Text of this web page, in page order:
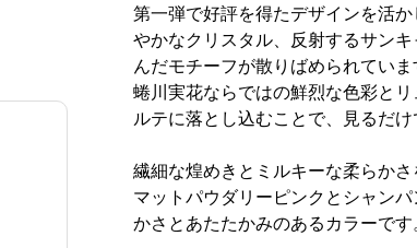
第一弾で好評を得たデザインを活
やかなクリスタル、反射するサン
んだモチーフが散りばめられていま
蜷川実花ならではの鮮烈な色彩と
ルテに落とし込むことで、見るだ
繊細な煌めきとミルキーな柔らか
マットパウダリーピンクとシャン
かさとあたたかみのあるカラーです